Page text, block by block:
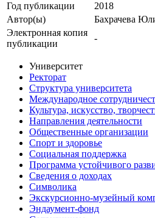
Год публикации
2018
Автор(ы)
Бахрачева
Электронная копия
публикации
-
Университет
Ректорат
Структура университета
Международное
Культура, искусство,
Направления деятельности
Общественные организации
Спорт и здоровье
Социальная поддержка
Программа устойчивого
Сведения о доходах
Символика
Экскурсионно-музейный
Эндаумент-фонд